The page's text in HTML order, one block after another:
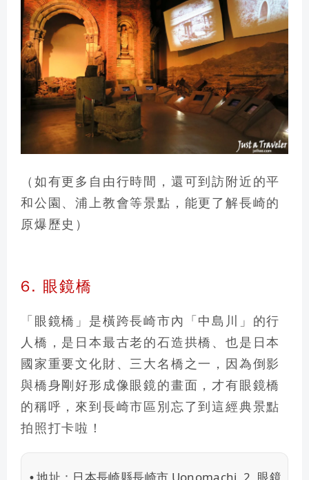
（如有更多自由行時間，還可到訪附近的平
和公園、浦上教會等景點，能更了解長崎的
原爆歷史）
6. 眼鏡橋
「眼鏡橋」是橫跨長崎市內「中島川」的行
人橋， 是日本最古老的石造拱橋、也是日本
國家重要文化財、三大名橋之一 ，因為倒影
與橋身剛好形成像眼鏡的畫面，才有眼鏡橋
的稱呼，來到長崎市區別忘了到這經典景點
拍照打卡啦！